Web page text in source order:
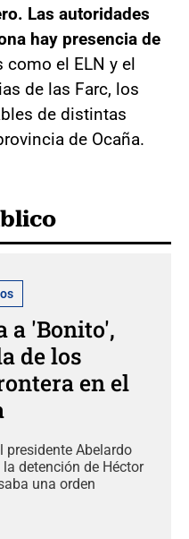
Las autoridades
hay presencia de
como el ELN y el
de las Farc, los
de distintas
de Ocaña.
a 'Bonito',
de los
en el
presidente Abelardo
detención de Héctor
una orden